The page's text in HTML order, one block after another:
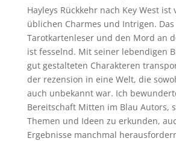
Hayleys Rückkehr nach Key West ist
üblichen Charmes und Intrigen.
Tarotkartenleser und den Mord an
ist fesselnd. Mit seiner lebendigen
gut gestalteten Charakteren
der rezension in eine Welt, die
auch unbekannt war. Ich
Bereitschaft Mitten im Blau Autors,
Themen und Ideen zu erkunden,
Ergebnisse manchmal